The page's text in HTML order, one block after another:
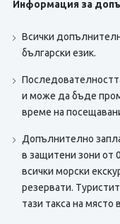
Информация за
Всички
български език.
и може да бъде
време на
Допълнително
в защитени зони от
всички морски
резервати.
тази такса на място